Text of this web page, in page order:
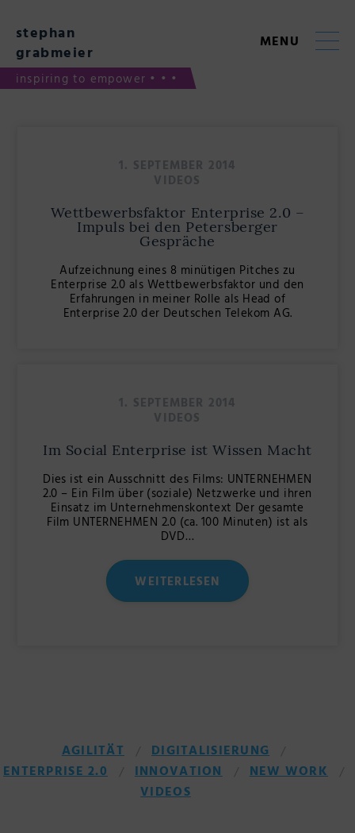
content
stephan
grabmeier
inspiring to empower • • •
MENU
1. SEPTEMBER 2014
VIDEOS
Wettbewerbsfaktor Enterprise 2.0 –
Impuls bei den Petersberger
Gespräche
Aufzeichnung eines 8 minütigen Pitches zu
Enterprise 2.0 als Wettbewerbsfaktor und den
Erfahrungen in meiner Rolle als Head of
Enterprise 2.0 der Deutschen Telekom AG.
1. SEPTEMBER 2014
VIDEOS
Im Social Enterprise ist Wissen Macht
Dies ist ein Ausschnitt des Films: UNTERNEHMEN
2.0 – Ein Film über (soziale) Netzwerke und ihren
Einsatz im Unternehmenskontext Der gesamte
Film UNTERNEHMEN 2.0 (ca. 100 Minuten) ist als
DVD…
WEITERLESEN
AGILITÄT
DIGITALISIERUNG
ENTERPRISE 2.0
INNOVATION
NEW WORK
VIDEOS